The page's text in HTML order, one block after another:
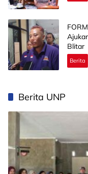
Blitar
Berita
Berita UNP